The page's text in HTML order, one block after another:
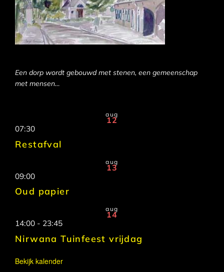
Een dorp wordt gebouwd met stenen, een gemeenschap
met mensen…
aug
12
07:30
Restafval
aug
13
09:00
Oud papier
aug
14
14:00 - 23:45
Nirwana Tuinfeest vrijdag
Bekijk kalender